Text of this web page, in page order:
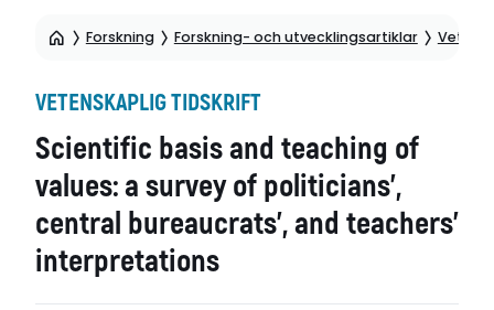
Forskning Forskning- och utvecklingsartiklar
VETENSKAPLIG TIDSKRIFT
Scientific basis and teaching of
values: a survey of politicians’,
central bureaucrats’, and teachers’
interpretations